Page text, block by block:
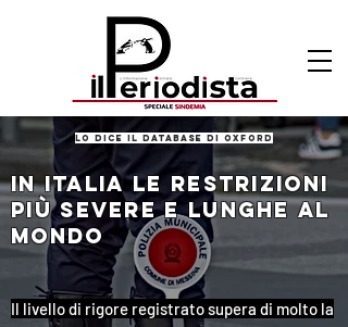
lo dice il database di oxford
IN ITALIA LE RESTRIZIONI
PIù SEVERE E LUNGHE AL
MONDO
Il livello di rigore registrato supera di molto la